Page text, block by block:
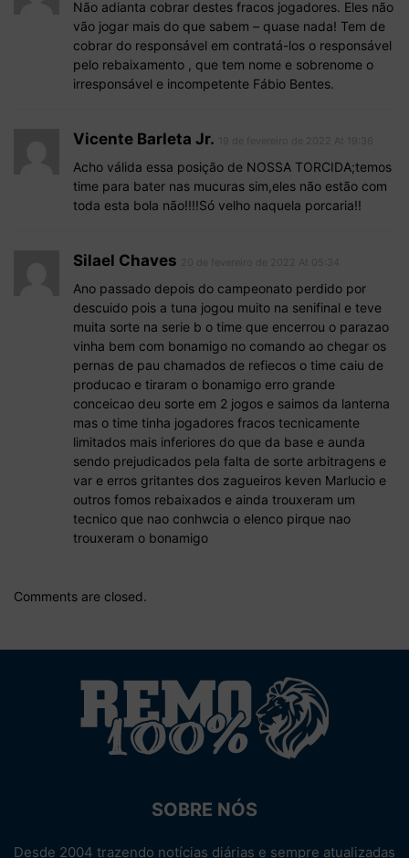
Não adianta cobrar destes fracos jogadores. Eles não
vão jogar mais do que sabem – quase nada! Tem de
cobrar do responsável em contratá-los o responsável
pelo rebaixamento , que tem nome e sobrenome o
irresponsável e incompetente Fábio Bentes.
Vicente Barleta Jr.
Acho válida essa posição de NOSSA TORCIDA;temos
time para bater nas mucuras sim,eles não estão com
toda esta bola não!!!!Só velho naquela porcaria!!
Silael Chaves
Ano passado depois do campeonato perdido por
descuido pois a tuna jogou muito na senifinal e teve
muita sorte na serie b o time que encerrou o parazao
vinha bem com bonamigo no comando ao chegar os
pernas de pau chamados de refiecos o time caiu de
producao e tiraram o bonamigo erro grande
conceicao deu sorte em 2 jogos e saimos da lanterna
mas o time tinha jogadores fracos tecnicamente
limitados mais inferiores do que da base e aunda
sendo prejudicados pela falta de sorte arbitragens e
var e erros gritantes dos zagueiros keven Marlucio e
outros fomos rebaixados e ainda trouxeram um
tecnico que nao conhwcia o elenco pirque nao
trouxeram o bonamigo
Comments are closed.
SOBRE NÓS
Desde 2004 trazendo notícias diárias e sempre atualizadas